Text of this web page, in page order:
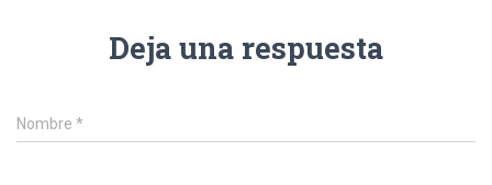
Deja una respuesta
Nombre *